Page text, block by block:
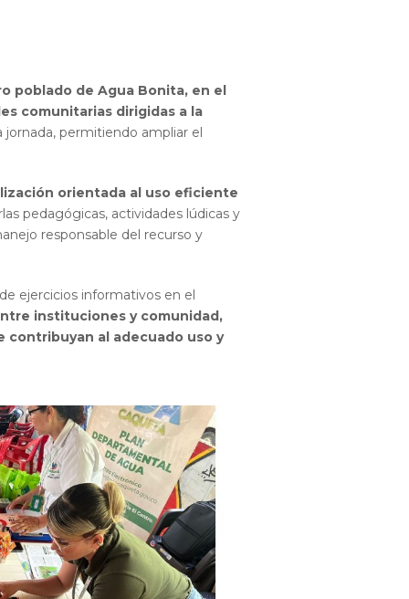
poblado de Agua Bonita, en el
comunitarias dirigidas a la
permitiendo ampliar el
orientada al uso eficiente
pedagógicas, actividades lúdicas y
responsable del recurso y
ejercicios informativos en el
instituciones y comunidad,
al adecuado uso y